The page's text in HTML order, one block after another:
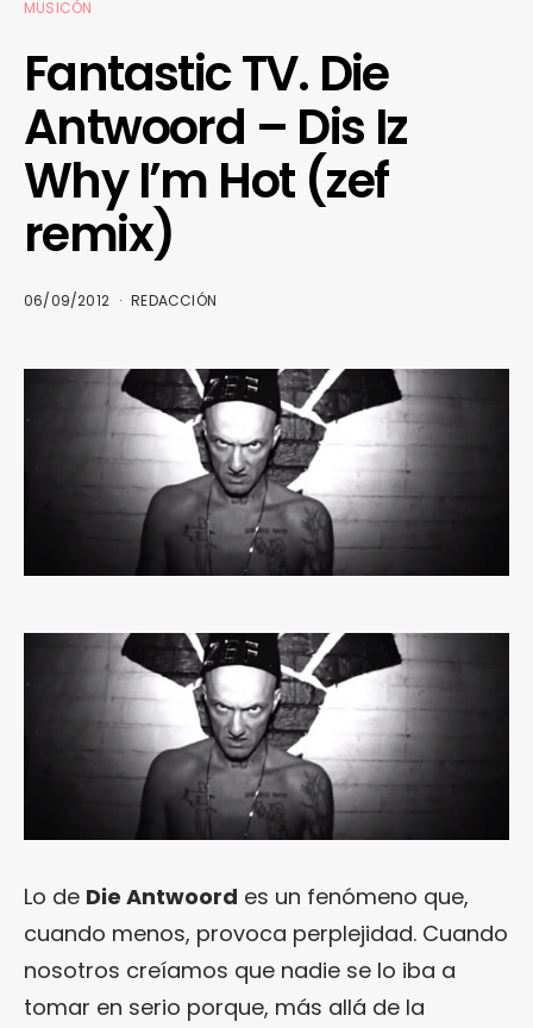
MUSICÓN
Fantastic TV. Die
Antwoord – Dis Iz
Why I’m Hot (zef
remix)
06/09/2012 REDACCIÓN
Lo de Die Antwoord es un fenómeno que,
cuando menos, provoca perplejidad. Cuando
nosotros creíamos que nadie se lo iba a
tomar en serio porque, más allá de la